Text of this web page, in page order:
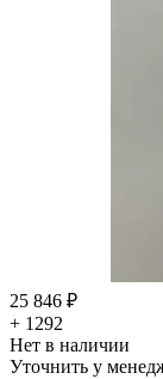
25 846 ₽
+ 1292
Нет в наличии
Уточнить у